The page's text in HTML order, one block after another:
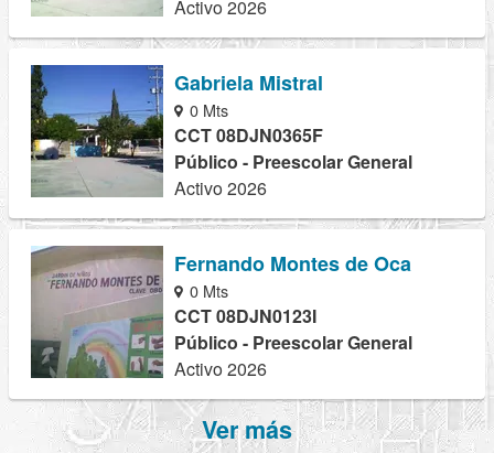
Activo 2026
Gabriela Mistral
0 Mts
CCT 08DJN0365F
Público - Preescolar General
Activo 2026
Fernando Montes de Oca
0 Mts
CCT 08DJN0123I
Público - Preescolar General
Activo 2026
Ver más